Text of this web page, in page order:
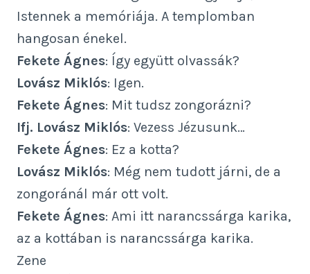
Istennek a memóriája. A templomban
hangosan énekel.
Fekete Ágnes: Így együtt olvassák?
Lovász Miklós: Igen.
Fekete Ágnes: Mit tudsz zongorázni?
Ifj. Lovász Miklós: Vezess Jézusunk…
Fekete Ágnes: Ez a kotta?
Lovász Miklós: Még nem tudott járni, de a
zongoránál már ott volt.
Fekete Ágnes: Ami itt narancssárga karika,
az a kottában is narancssárga karika.
Zene